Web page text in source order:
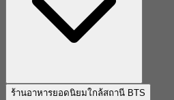
ร้านอาหารยอดนิยมใกล้สถานี BTS